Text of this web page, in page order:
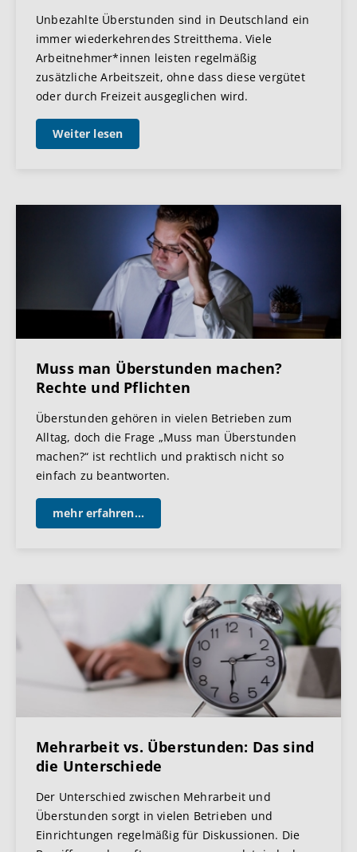
Unbezahlte Überstunden sind in Deutschland ein
immer wiederkehrendes Streitthema. Viele
Arbeitnehmer*innen leisten regelmäßig
zusätzliche Arbeitszeit, ohne dass diese vergütet
oder durch Freizeit ausgeglichen wird.
Weiter lesen
Muss man Überstunden machen?
Rechte und Pflichten
Überstunden gehören in vielen Betrieben zum
Alltag, doch die Frage „Muss man Überstunden
machen?“ ist rechtlich und praktisch nicht so
einfach zu beantworten.
mehr erfahren...
Mehrarbeit vs. Überstunden: Das sind
die Unterschiede
Der Unterschied zwischen Mehrarbeit und
Überstunden sorgt in vielen Betrieben und
Einrichtungen regelmäßig für Diskussionen. Die